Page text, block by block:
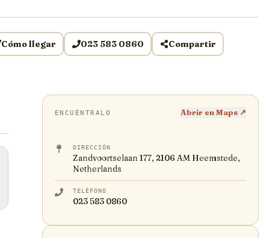
Cómo llegar 023 583 0860 Compartir
ENCUÉNTRALO Abrir en Maps ↗
DIRECCIÓN
Zandvoortselaan 177, 2106 AM Heemstede,
Netherlands
TELÉFONO
023 583 0860